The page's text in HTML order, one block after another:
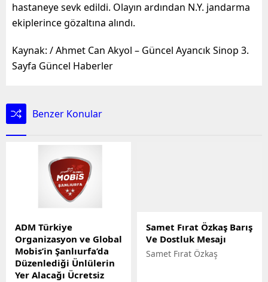
hastaneye sevk edildi. Olayın ardından N.Y. jandarma
ekiplerince gözaltına alındı.
Kaynak: / Ahmet Can Akyol – Güncel Ayancık Sinop 3.
Sayfa Güncel Haberler
Benzer Konular
ADM Türkiye
Organizasyon ve Global
Mobis’in Şanlıurfa’da
Düzenlediği Ünlülerin
Yer Alacağı Ücretsiz
Samet Fırat Özkaş Barış
Ve Dostluk Mesajı
Samet Fırat Özkaş